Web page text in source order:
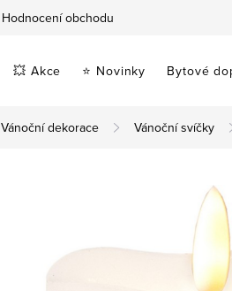
Hodnocení obchodu
💥 Akce ⭐ Novinky Bytové
Vánoční dekorace Vánoční svíčky